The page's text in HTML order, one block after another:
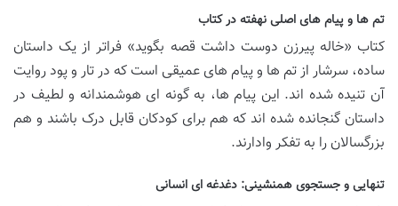
تم ها و پیام های اصلی نهفته در کتاب
کتاب «خاله پیرزن دوست داشت قصه بگوید» فراتر از یک داستان
ساده، سرشار از تم ها و پیام های عمیقی است که در تار و پود روایت
آن تنیده شده اند. این پیام ها، به گونه ای هوشمندانه و لطیف در
داستان گنجانده شده اند که هم برای کودکان قابل درک باشند و هم
بزرگسالان را به تفکر وادارند.
تنهایی و جستجوی همنشینی: دغدغه ای انسانی